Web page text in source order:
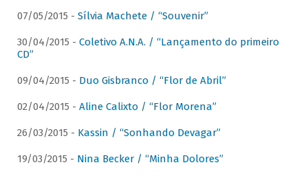
07/05/2015 - Sílvia Machete / “Souvenir”
30/04/2015 - Coletivo A.N.A. / “Lançamento do primeiro
CD”
09/04/2015 - Duo Gisbranco / “Flor de Abril”
02/04/2015 - Aline Calixto / “Flor Morena”
26/03/2015 - Kassin / “Sonhando Devagar”
19/03/2015 - Nina Becker / “Minha Dolores”